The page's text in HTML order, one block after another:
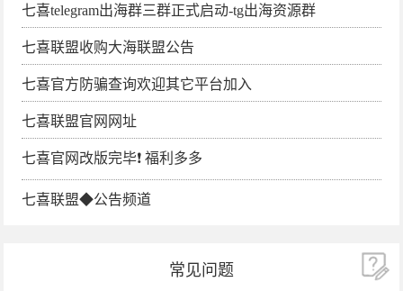
七喜telegram出海群三群正式启动-tg出海资源群
七喜联盟收购大海联盟公告
七喜官方防骗查询欢迎其它平台加入
七喜联盟官网网址
七喜官网改版完毕❗️ 福利多多
七喜联盟◆公告频道
常见问题